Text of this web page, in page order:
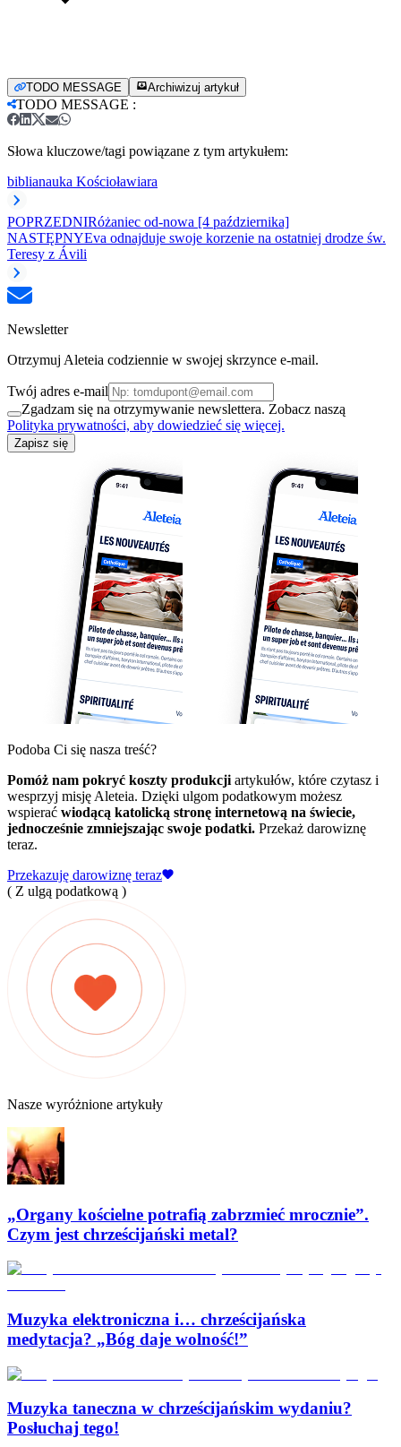
TODO MESSAGE Archiwizuj artykuł
TODO MESSAGE :
Słowa kluczowe/tagi powiązane z tym artykułem:
biblianauka Kościoławiara
POPRZEDNIRóżaniec od-nowa [4 października]
NASTĘPNYEva odnajduje swoje korzenie na ostatniej drodze św.
Teresy z Ávili
Newsletter
Otrzymuj Aleteia codziennie w swojej skrzynce e-mail.
Twój adres e-mail
Zgadzam się na otrzymywanie newslettera. Zobacz naszą
Polityka prywatności, aby dowiedzieć się więcej.
Zapisz się
Podoba Ci się nasza treść?
Pomóż nam pokryć koszty produkcji artykułów, które czytasz i
wesprzyj misję Aleteia. Dzięki ulgom podatkowym możesz
wspierać wiodącą katolicką stronę internetową na świecie,
jednocześnie zmniejszając swoje podatki. Przekaż darowiznę
teraz.
Przekazuję darowiznę teraz
( Z ulgą podatkową )
Nasze wyróżnione artykuły
„Organy kościelne potrafią zabrzmieć mrocznie”.
Czym jest chrześcijański metal?
Muzyka elektroniczna i… chrześcijańska
medytacja? „Bóg daje wolność!”
Muzyka taneczna w chrześcijańskim wydaniu?
Posłuchaj tego!